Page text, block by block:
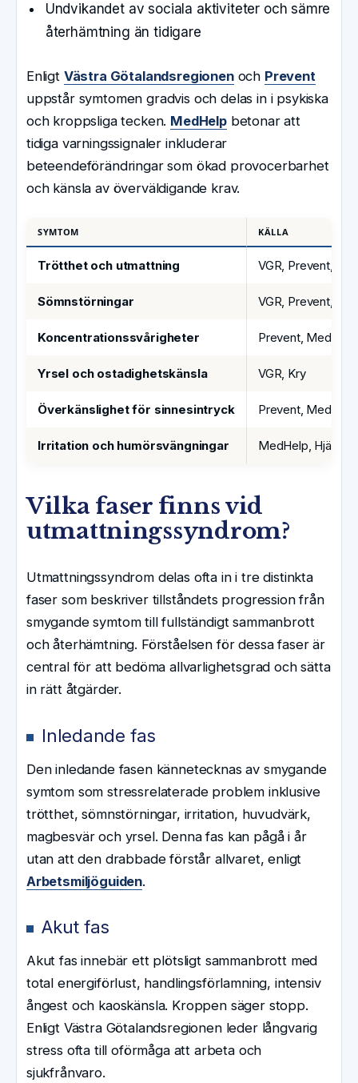
Undvikandet av sociala aktiviteter och sämre
återhämtning än tidigare
Enligt Västra Götalandsregionenoch Prevent
uppstår symtomen gradvis och delas in i psykiska
och kroppsliga tecken. MedHelpbetonar att
tidiga varningssignaler inkluderar
beteendeförändringar som ökad provocerbarhet
och känsla av överväldigande krav.
SYMTOM KÄLLA
Trötthet och utmattning VGR, Prevent,
Sömnstörningar VGR, Prevent,
Koncentrationssvårigheter Prevent,
Yrsel och ostadighetskänsla VGR, Kry
Överkänslighet för sinnesintryck Prevent,
Irritation och humörsvängningar MedHelp,
Vilka faser finns vid
utmattningssyndrom?
Utmattningssyndrom delas ofta in i tre distinkta
faser som beskriver tillståndets progression från
smygande symtom till fullständigt sammanbrott
och återhämtning. Förståelsen för dessa faser är
central för att bedöma allvarlighetsgrad och sätta
in rätt åtgärder.
Inledande fas
Den inledande fasen kännetecknas av smygande
symtom som stressrelaterade problem inklusive
trötthet, sömnstörningar, irritation, huvudvärk,
magbesvär och yrsel. Denna fas kan pågå i år
utan att den drabbade förstår allvaret, enligt
Arbetsmiljöguiden.
Akut fas
Akut fas innebär ett plötsligt sammanbrott med
total energiförlust, handlingsförlamning, intensiv
ångest och kaoskänsla. Kroppen säger stopp.
Enligt Västra Götalandsregionen leder långvarig
stress ofta till oförmåga att arbeta och
sjukfrånvaro.